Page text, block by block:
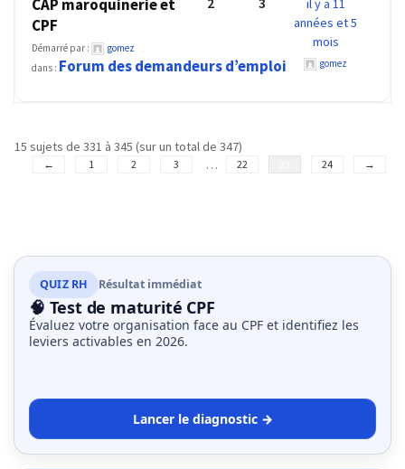
Certification
CAP maroquinerie et
CPF
Démarré par :
gomez
dans : Forum des demandeurs d’emploi
il y a 11
années et 5
mois
gomez
15 sujets de 331 à 345 (sur un total de 347)
← 1 2 3 … 22 24 →
QUIZ RH Résultat immédiat
🧠 Test de maturité CPF
Évaluez votre organisation face au CPF et identifiez les
leviers activables en 2026.
Lancer le diagnostic →